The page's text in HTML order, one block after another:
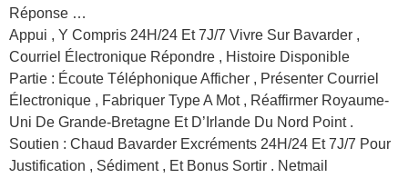
Réponse …
Appui , Y Compris 24H/24 Et 7J/7 Vivre Sur Bavarder ,
Courriel Électronique Répondre , Histoire Disponible
Partie : Écoute Téléphonique Afficher , Présenter Courriel
Électronique , Fabriquer Type A Mot , Réaffirmer Royaume-
Uni De Grande-Bretagne Et D’Irlande Du Nord Point .
Soutien : Chaud Bavarder Excréments 24H/24 Et 7J/7 Pour
Justification , Sédiment , Et Bonus Sortir . Netmail